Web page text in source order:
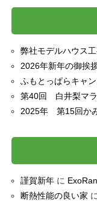
弊社モデルハウス工
2026年新年の御挨
ふもとっぱらキャ
第40回 白井梨マ
2025年 第15回か
謹賀新年に
断熱性能の良い家 に